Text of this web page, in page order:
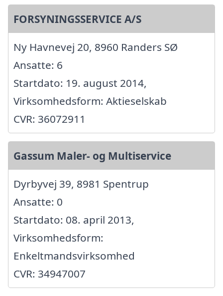
FORSYNINGSSERVICE A/S
Ny Havnevej 20, 8960 Randers SØ
Ansatte: 6
Startdato: 19. august 2014,
Virksomhedsform: Aktieselskab
CVR: 36072911
Gassum Maler- og Multiservice
Dyrbyvej 39, 8981 Spentrup
Ansatte: 0
Startdato: 08. april 2013,
Virksomhedsform:
Enkeltmandsvirksomhed
CVR: 34947007